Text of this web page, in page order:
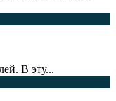
В эту...